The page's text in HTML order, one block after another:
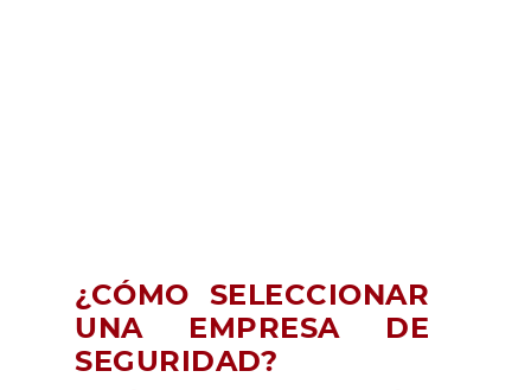
¿CÓMO SELECCIONAR
UNA EMPRESA DE
SEGURIDAD?